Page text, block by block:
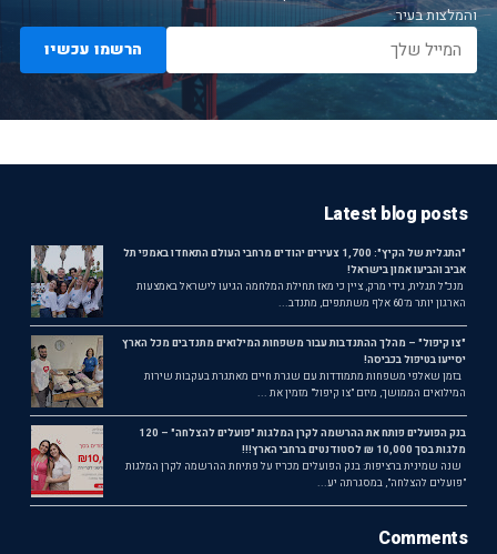
והמלצות בעיר.
הרשמו עכשיו
Latest blog posts
"התגלית של הקיץ": 1,700 צעירים יהודים מרחבי העולם התאחדו באמפי תל
אביב והביעו אמון בישראל!
מנכ"ל תגלית, גידי מרק, ציין כי מאז תחילת המלחמה הגיעו לישראל באמצעות
הארגון יותר מ־60 אלף משתתפים, מתנדב...
"צו קיפול" – מהלך ההתנדבות עבור משפחות המילואים מתנדבים מכל הארץ
יסייעו בטיפול בכביסה!
בזמן שאלפי משפחות מתמודדות עם שגרת חיים מאתגרת בעקבות שירות
המילואים הממושך, מיזם "צו קיפול" מזמין את ...
בנק הפועלים פותח את ההרשמה לקרן המלגות "פועלים להצלחה" – 120
מלגות בסך 10,000 ₪ לסטודנטים ברחבי הארץ!!!
שנה שמינית ברציפות: בנק הפועלים מכריז על פתיחת ההרשמה לקרן המלגות
"פועלים להצלחה", במסגרתה יע...
Comments